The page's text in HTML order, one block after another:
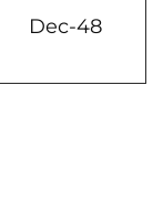
Dec-48